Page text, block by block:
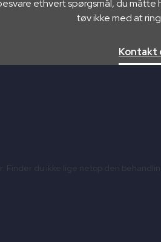
ethvert spørgsmål, du
tøv ikke med at
Kontakt
du ikke lige netop den